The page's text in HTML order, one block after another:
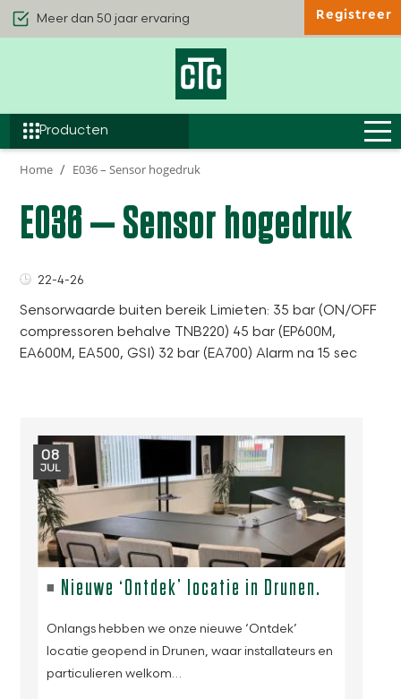
Kwaliteit & Comfort
Efficiëntie
Producten
Registreer
Home E036 – Sensor hogedruk
E036 – Sensor hogedruk
22-4-26
Sensorwaarde buiten bereik Limieten: 35 bar (ON/OFF
compressoren behalve TNB220) 45 bar (EP600M,
EA600M, EA500, GSI) 32 bar (EA700) Alarm na 15 sec
08
JUL
Nieuwe ‘Ontdek’ locatie in Drunen.
Onlangs hebben we onze nieuwe ‘Ontdek’
locatie geopend in Drunen, waar installateurs en
particulieren welkom…